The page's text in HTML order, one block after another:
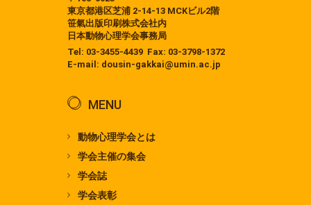
東京都港区芝浦 2-14-13 MCKビル2階
笹氣出版印刷株式会社内
日本動物心理学会事務局
Tel: 03-3455-4439 Fax: 03-3798-1372
E-mail: dousin-gakkai@umin.ac.jp
MENU
動物心理学会とは
学会主催の集会
学会誌
学会表彰